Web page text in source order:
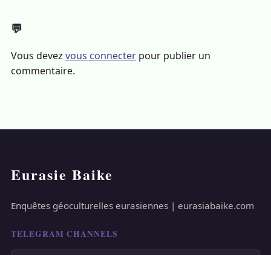
💬
Vous devez vous connecterpour publier un
commentaire.
Eurasie Baike
Enquêtes géoculturelles eurasiennes | eurasiabaike.com
TELEGRAM CHANNELS